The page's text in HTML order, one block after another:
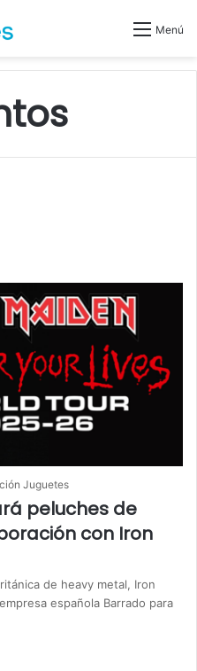
Menú
Juguetes
peluches de
con Iron
de heavy metal, Iron
española Barrado para